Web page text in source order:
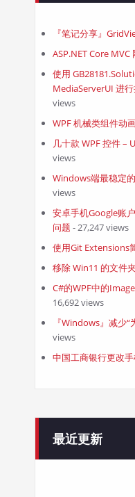
『笔记分享』
ASP.NET Core
使用
MediaServerUI 进
views
WPF 机械类组件动
几十款 WPF 控件 –
views
Windows端最稳定
views
安卓手机Google账
问题 - 27,247 views
使用Git Extensions
移除 Win11 的文件
C#的WPF中的
16,692 views
『Windows』减少
views
中国工商银行更改
最近更新